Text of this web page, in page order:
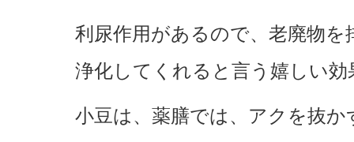
利尿作用があるので、老廃物
浄化してくれると言う嬉しい
小豆は、薬膳では、アクを抜